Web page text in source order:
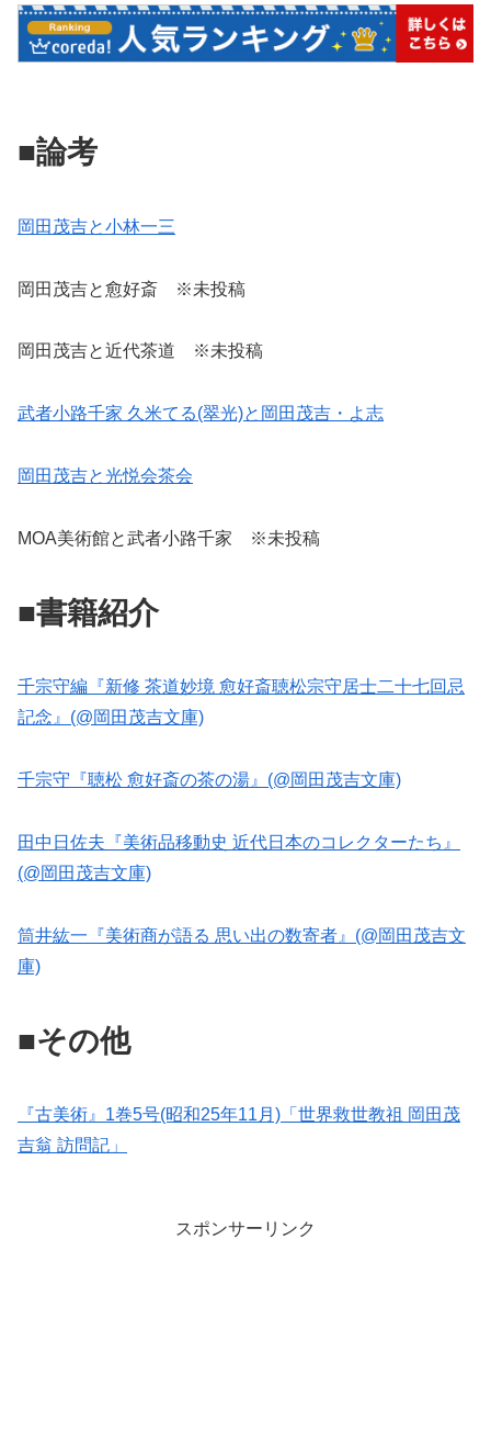
■論考
岡田茂吉と小林一三
岡田茂吉と愈好斎 ※未投稿
岡田茂吉と近代茶道 ※未投稿
武者小路千家 久米てる(翠光)と岡田茂吉・よ志
岡田茂吉と光悦会茶会
MOA美術館と武者小路千家 ※未投稿
■書籍紹介
千宗守編『新修 茶道妙境 愈好斎聴松宗守居士二十七回忌
記念』(@岡田茂吉文庫)
千宗守『聴松 愈好斎の茶の湯』(@岡田茂吉文庫)
田中日佐夫『美術品移動史 近代日本のコレクターたち』
(@岡田茂吉文庫)
筒井紘一『美術商が語る 思い出の数寄者』(@岡田茂吉文
庫)
■その他
『古美術』1巻5号(昭和25年11月)「世界救世教祖 岡田茂
吉翁 訪問記」
スポンサーリンク